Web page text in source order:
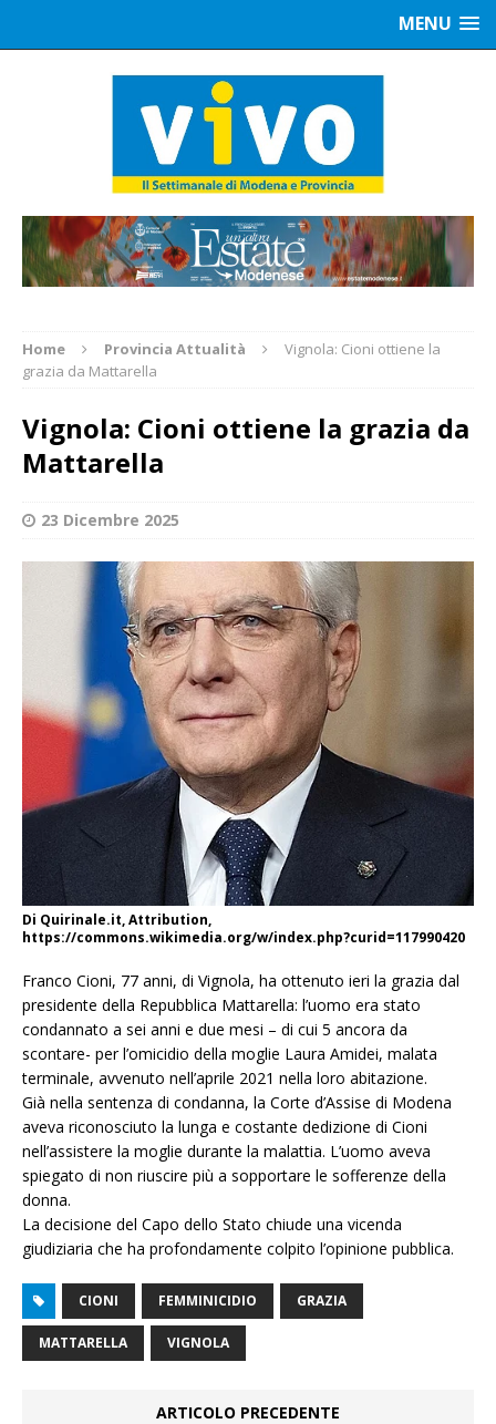
MENU
Home Provincia Attualità
Vignola: Cioni ottiene la
grazia da Mattarella
Vignola: Cioni ottiene la grazia da
Mattarella
23 Dicembre 2025
Di Quirinale.it, Attribution,
https://commons.wikimedia.org/w/index.php?curid=117990420
Franco Cioni, 77 anni, di Vignola, ha ottenuto ieri la grazia dal
presidente della Repubblica Mattarella: l’uomo era stato
condannato a sei anni e due mesi – di cui 5 ancora da
scontare- per l’omicidio della moglie Laura Amidei, malata
terminale, avvenuto nell’aprile 2021 nella loro abitazione.
Già nella sentenza di condanna, la Corte d’Assise di Modena
aveva riconosciuto la lunga e costante dedizione di Cioni
nell’assistere la moglie durante la malattia. L’uomo aveva
spiegato di non riuscire più a sopportare le sofferenze della
donna.
La decisione del Capo dello Stato chiude una vicenda
giudiziaria che ha profondamente colpito l’opinione pubblica.
CIONI FEMMINICIDIO GRAZIA
MATTARELLA VIGNOLA
ARTICOLO PRECEDENTE